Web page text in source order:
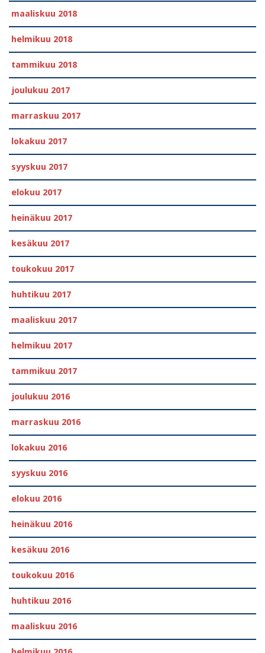
maaliskuu 2018
helmikuu 2018
tammikuu 2018
joulukuu 2017
marraskuu 2017
lokakuu 2017
syyskuu 2017
elokuu 2017
heinäkuu 2017
kesäkuu 2017
toukokuu 2017
huhtikuu 2017
maaliskuu 2017
helmikuu 2017
tammikuu 2017
joulukuu 2016
marraskuu 2016
lokakuu 2016
syyskuu 2016
elokuu 2016
heinäkuu 2016
kesäkuu 2016
toukokuu 2016
huhtikuu 2016
maaliskuu 2016